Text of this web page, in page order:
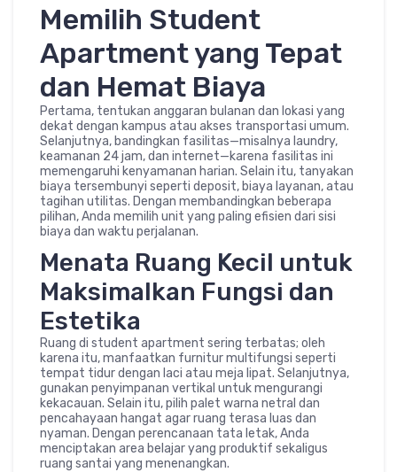
Memilih Student
Apartment yang Tepat
dan Hemat Biaya
Pertama, tentukan anggaran bulanan dan lokasi yang
dekat dengan kampus atau akses transportasi umum.
Selanjutnya, bandingkan fasilitas—misalnya laundry,
keamanan 24 jam, dan internet—karena fasilitas ini
memengaruhi kenyamanan harian. Selain itu, tanyakan
biaya tersembunyi seperti deposit, biaya layanan, atau
tagihan utilitas. Dengan membandingkan beberapa
pilihan, Anda memilih unit yang paling efisien dari sisi
biaya dan waktu perjalanan.
Menata Ruang Kecil untuk
Maksimalkan Fungsi dan
Estetika
Ruang di student apartment sering terbatas; oleh
karena itu, manfaatkan furnitur multifungsi seperti
tempat tidur dengan laci atau meja lipat. Selanjutnya,
gunakan penyimpanan vertikal untuk mengurangi
kekacauan. Selain itu, pilih palet warna netral dan
pencahayaan hangat agar ruang terasa luas dan
nyaman. Dengan perencanaan tata letak, Anda
menciptakan area belajar yang produktif sekaligus
ruang santai yang menenangkan.